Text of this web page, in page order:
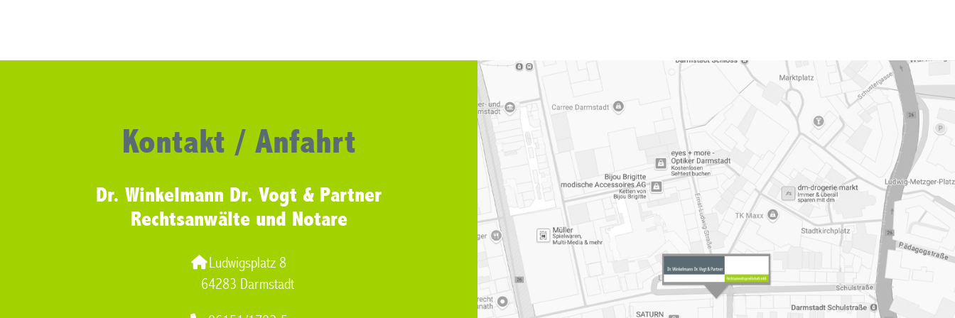
Kontakt / Anfahrt
Dr. Winkelmann Dr. Vogt & Partner
Rechtsanwälte und Notare
Ludwigsplatz 8
64283 Darmstadt